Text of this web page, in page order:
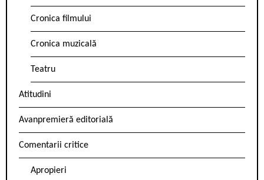
Cronica filmului
Cronica muzicală
Teatru
Atitudini
Avanpremieră editorială
Comentarii critice
Apropieri